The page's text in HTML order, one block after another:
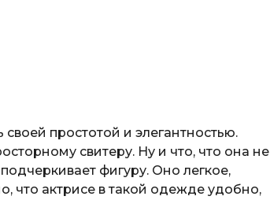
простотой и элегантностью.
свитеру. Ну и что, что она не
фигуру. Оно легкое,
что актрисе в такой одежде удобно,